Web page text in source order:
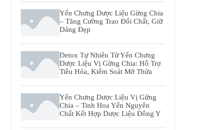
Yến Chưng Dược Liệu Gừng Chia
– Tăng Cường Trao Đổi Chất, Giữ
Dáng Đẹp
Detox Tự Nhiên Từ Yến Chưng
Dược Liệu Vị Gừng Chia: Hỗ Trợ
Tiêu Hóa, Kiểm Soát Mỡ Thừa
Yến Chưng Dược Liệu Vị Gừng
Chia – Tinh Hoa Yến Nguyên
Chất Kết Hợp Dược Liệu Đông Y